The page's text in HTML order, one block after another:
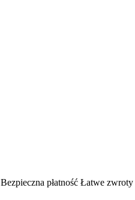
Bezpieczna płatność Łatwe zwroty